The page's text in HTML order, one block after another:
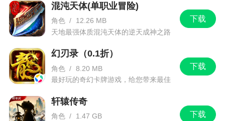
下载
混沌天体(单职业冒险)
角色 /
12.26 MB
天地最强体质混沌天体的逆天成神之路
下载
幻刃录（0.1折）
角色 / 8.20 MB
最好玩的奇幻卡牌游戏，给您带来最佳
下载
轩辕传奇
角色 /
1.47 GB